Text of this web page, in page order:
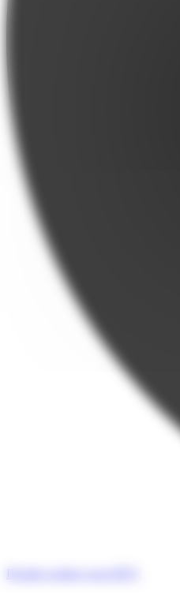
Prendre rendez-vous